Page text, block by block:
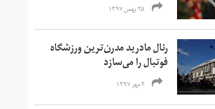
۲۵ بهمن ۱۳۹۷
رئال مادرید مدرن‌ترین ورزشگاه
فوتبال را می‌سازد
۲ مهر ۱۳۹۷